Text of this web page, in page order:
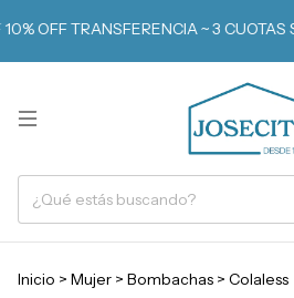
~ 3 CUOTAS SIN INTERÉS
Inicio > Mujer > Bombachas > Colaless